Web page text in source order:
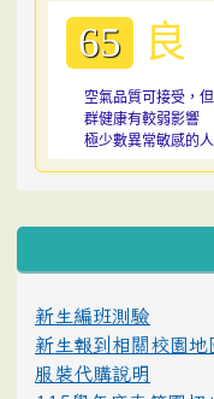
65 良
空氣品質可接受，
群健康有較弱影響
極少數異常敏感的
:::
新生編班測驗
新生報到相關校園地
服裝代購說明